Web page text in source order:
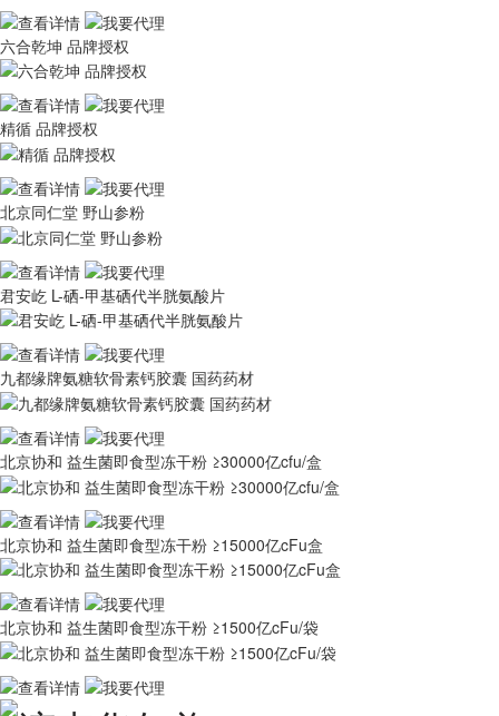
六合乾坤 品牌授权
精循 品牌授权
北京同仁堂 野山参粉
君安屹 L-硒-甲基硒代半胱氨酸片
九都缘牌氨糖软骨素钙胶囊 国药药材
北京协和 益生菌即食型冻干粉 ≥30000亿cfu/盒
北京协和 益生菌即食型冻干粉 ≥15000亿cFu盒
北京协和 益生菌即食型冻干粉 ≥1500亿cFu/袋